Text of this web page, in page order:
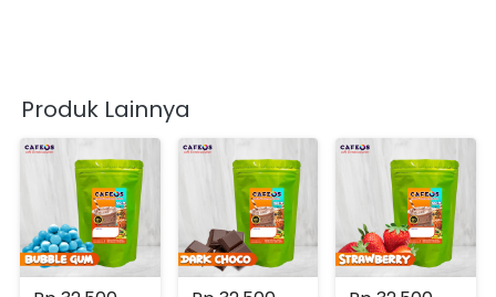
Produk Lainnya